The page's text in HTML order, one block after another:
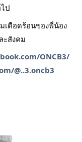
ป
เดือดร้อนของพี่น้อง
ะสังคม
ONCB3/
@..3.oncb3